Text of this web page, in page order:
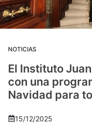
NOTICIAS
El Instituto
con una
Navidad para
15/12/2025